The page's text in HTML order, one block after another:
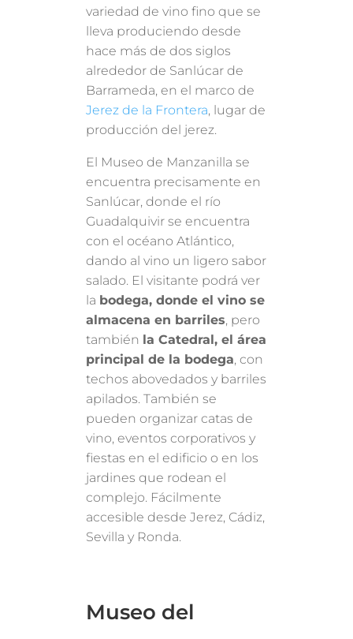
variedad de vino fino que se
lleva produciendo desde
hace más de dos siglos
alrededor de Sanlúcar de
Barrameda, en el marco de
Jerez de la Frontera, lugar de
producción del jerez.
El Museo de Manzanilla se
encuentra precisamente en
Sanlúcar, donde el río
Guadalquivir se encuentra
con el océano Atlántico,
dando al vino un ligero sabor
salado. El visitante podrá ver
la bodega, donde el vino se
almacena en barriles, pero
también la Catedral, el área
principal de la bodega, con
techos abovedados y barriles
apilados. También se
pueden organizar catas de
vino, eventos corporativos y
fiestas en el edificio o en los
jardines que rodean el
complejo. Fácilmente
accesible desde Jerez, Cádiz,
Sevilla y Ronda.
Museo del